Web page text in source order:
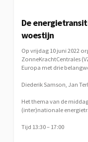
De
woestijn
Op vrijdag 10 juni 2022
ZonneKrachtCentrales
Europa met drie
Diederik Samson, Jan
Het thema van de
(inter)nationale
Tijd 13:30 – 17:00